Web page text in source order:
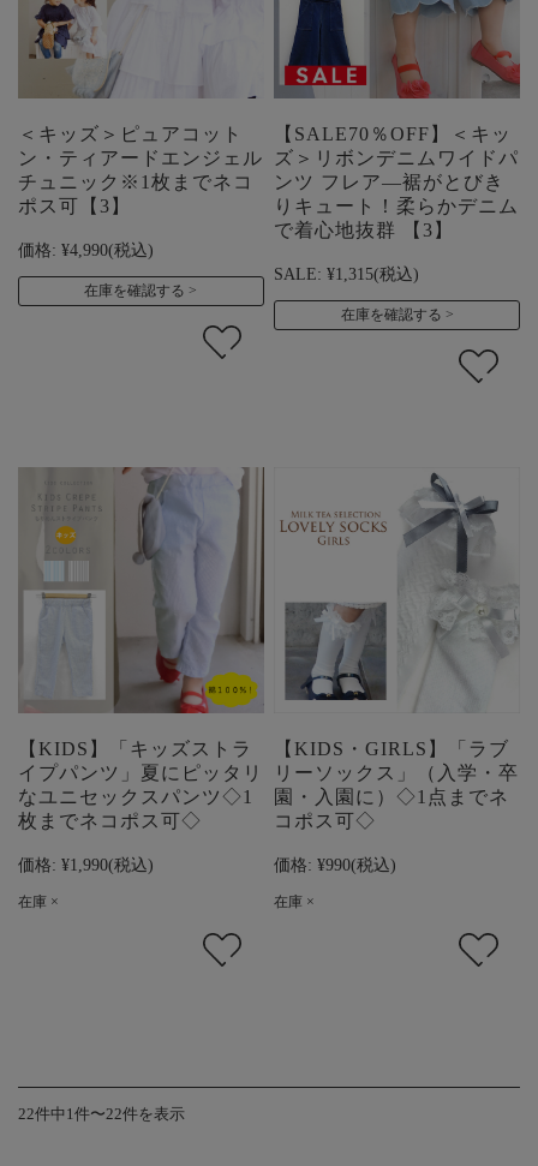
＜キッズ＞ピュアコット
ン・ティアードエンジェル
チュニック※1枚までネコ
ポス可【3】
価格: ¥4,990(税込)
在庫を確認する
【SALE70％OFF】＜キッ
ズ＞リボンデニムワイドパ
ンツ フレア―裾がとびき
りキュート！柔らかデニム
で着心地抜群 【3】
SALE: ¥1,315(税込)
在庫を確認する
【KIDS】「キッズストラ
イプパンツ」夏にピッタリ
なユニセックスパンツ◇1
枚までネコポス可◇
価格: ¥1,990(税込)
在庫 ×
【KIDS・GIRLS】「ラブ
リーソックス」（入学・卒
園・入園に）◇1点までネ
コポス可◇
価格: ¥990(税込)
在庫 ×
22件中1件〜22件を表示